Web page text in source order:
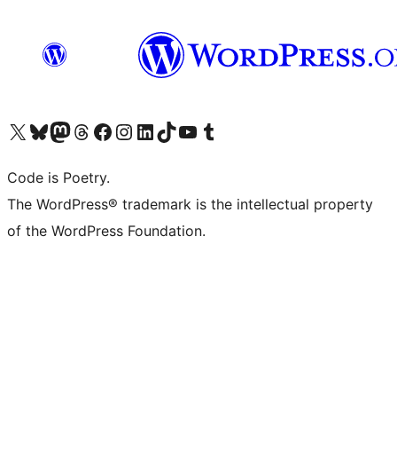
Bezoek ons X (voorheen Twitter) account
Bezoek onze Bluesky account
Bezoek ons Mastodon account
Bezoek onze Threads account
Onze Facebookpagina bezoeken
Bezoek onze Instagram account
Bezoek onze LinkedIn account
Bezoek onze TikTok account
Bezoek ons YouTube kanaalBezoek onze Tumblr account
Code is Poetry.
The WordPress® trademark is the intellectual property
of the WordPress Foundation.